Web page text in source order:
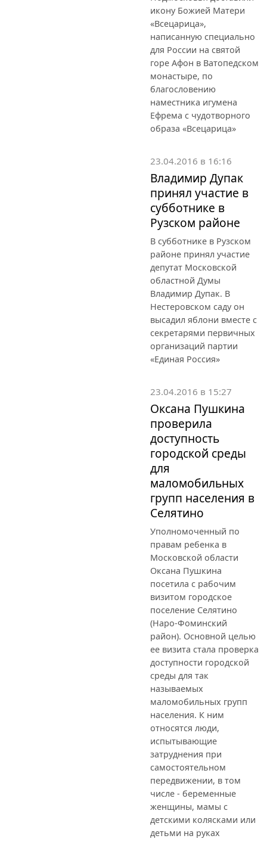
икону Божией Матери
«Всецарица»,
написанную специально
для России на святой
горе Афон в Ватопедском
монастыре, по
благословению
наместника игумена
Ефрема с чудотворного
образа «Всецарица»
23.04.2016 в 16:16
Владимир Дупак
принял участие в
субботнике в
Рузском районе
В субботнике в Рузском
районе принял участие
депутат Московской
областной Думы
Владимир Дупак. В
Нестеровском саду он
высадил яблони вместе с
секретарями первичных
организаций партии
«Единая Россия»
23.04.2016 в 15:27
Оксана Пушкина
проверила
доступность
городской среды
для
маломобильных
групп населения в
Селятино
Уполномоченный по
правам ребенка в
Московской области
Оксана Пушкина
посетила с рабочим
визитом городское
поселение Селятино
(Наро-Фоминский
район). Основной целью
ее визита стала проверка
доступности городской
среды для так
называемых
маломобильных групп
населения. К ним
относятся люди,
испытывающие
затруднения при
самостоятельном
передвижении, в том
числе - беременные
женщины, мамы с
детскими колясками или
детьми на руках